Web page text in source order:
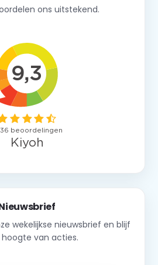
ons uitstekend.
wekelijkse nieuwsbrief en blijf
van acties.